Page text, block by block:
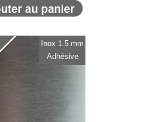
Inox 1.5 mm
Adhésive